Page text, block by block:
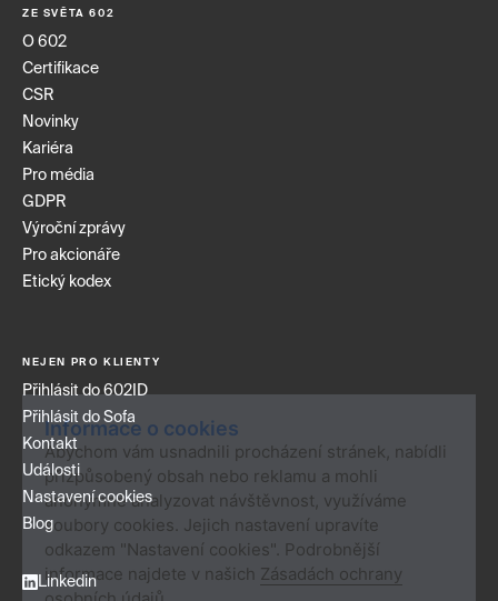
ZE SVĚTA 602
O 602
Certifikace
CSR
Novinky
Kariéra
Pro média
GDPR
Výroční zprávy
Pro akcionáře
Etický kodex
NEJEN PRO KLIENTY
Přihlásit do 602ID
Přihlásit do Sofa
Kontakt
Události
Nastavení cookies
Blog
Linkedin
Informace o cookies
Abychom vám usnadnili procházení stránek, nabídli
přizpůsobený obsah nebo reklamu a mohli
anonymně analyzovat návštěvnost, využíváme
soubory cookies. Jejich nastavení upravíte
odkazem "Nastavení cookies". Podrobnější
informace najdete v našich Zásadách ochrany